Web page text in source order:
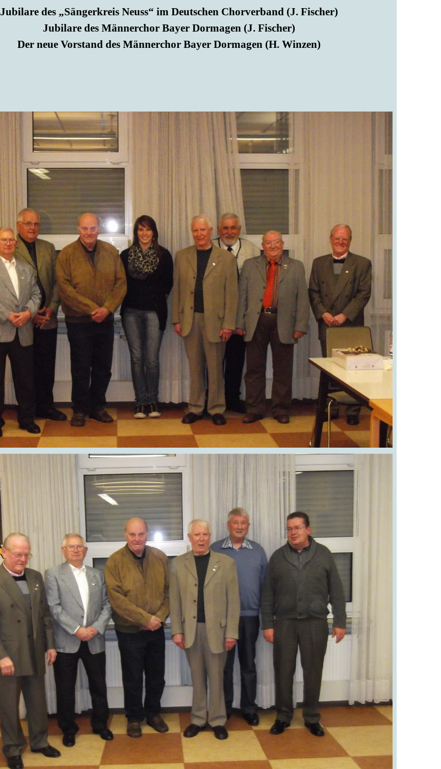
Jubilare des „Sängerkreis Neuss“ im Deutschen Chorverband (J. Fischer)
Jubilare des Männerchor Bayer Dormagen (J. Fischer)
Der neue Vorstand des Männerchor Bayer Dormagen (H. Winzen)